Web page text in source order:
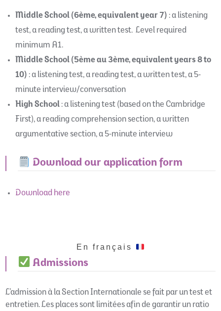
Middle School (6ème, equivalent year 7) : a listening
test, a reading test, a written test. Level required
minimum A1.
Middle School (5ème au 3ème, equivalent years 8 to
10) : a listening test, a reading test, a written test, a 5-
minute interview/conversation
High School : a listening test (based on the Cambridge
First), a reading comprehension section, a written
argumentative section, a 5-minute interview
Download our application form
Download here
En français
Admissions
L’admission à la Section Internationale se fait par un test et
entretien. Les places sont limitées afin de garantir un ratio